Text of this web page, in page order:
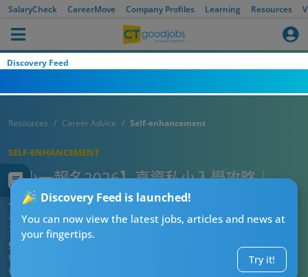
SalaryCheck CareerMove Company Profiles Learning Resources
Discovery Feed
Discovery Feed is launched!
You can now view the latest jobs, articles and news at
your fingertips.
Try it!
Resources Career Advice Self-enhancement
SELF-ENHANCEMENT
【小一報名2026】直資私小入學攻略｜
2026/27年度簡介會/報名/面試日期一文睇
清
CT湊仔公阿勇
Published:
Updated: